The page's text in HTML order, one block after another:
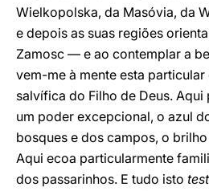
Wielkopolska, da Masóvia, da
e depois as suas regiões
Zamosc ― e ao contemplar a
vem-me à mente esta
salvífica do Filho de Deus.
um poder excepcional, o azul
bosques e dos campos, o
Aqui ecoa particularmente
dos passarinhos. E tudo isto